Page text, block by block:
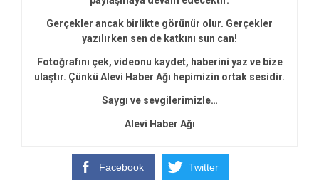
Gerçekler ancak birlikte görünür olur. Gerçekler
yazılırken sen de katkını sun can!
Fotoğrafını çek, videonu kaydet, haberini yaz ve bize
ulaştır. Çünkü Alevi Haber Ağı hepimizin ortak sesidir.
Saygı ve sevgilerimizle…
Alevi Haber Ağı
Facebook Twitter